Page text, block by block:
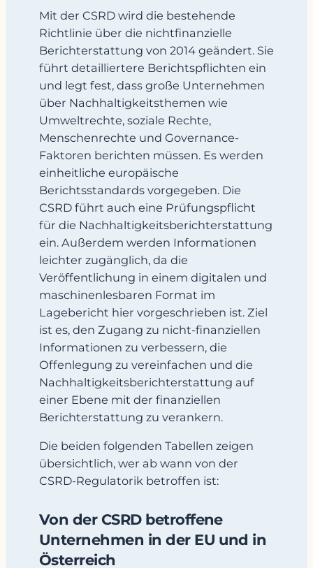
Mit der CSRD wird die bestehende
Richtlinie über die nichtfinanzielle
Berichterstattung von 2014 geändert. Sie
führt detailliertere Berichtspflichten ein
und legt fest, dass große Unternehmen
über Nachhaltigkeitsthemen wie
Umweltrechte, soziale Rechte,
Menschenrechte und Governance-
Faktoren berichten müssen. Es werden
einheitliche europäische
Berichtsstandards vorgegeben. Die
CSRD führt auch eine Prüfungspflicht
für die Nachhaltigkeitsberichterstattung
ein. Außerdem werden Informationen
leichter zugänglich, da die
Veröffentlichung in einem digitalen und
maschinenlesbaren Format im
Lagebericht hier vorgeschrieben ist. Ziel
ist es, den Zugang zu nicht-finanziellen
Informationen zu verbessern, die
Offenlegung zu vereinfachen und die
Nachhaltigkeitsberichterstattung auf
einer Ebene mit der finanziellen
Berichterstattung zu verankern.
Die beiden folgenden Tabellen zeigen
übersichtlich, wer ab wann von der
CSRD-Regulatorik betroffen ist:
Von der CSRD betroffene
Unternehmen in der EU und in
Österreich